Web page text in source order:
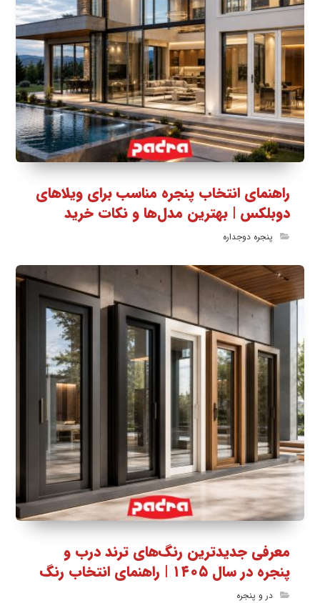
راهنمای انتخاب پنجره مناسب برای ویلاهای
دوبلکس | بهترین مدل‌ها و نکات خرید
پنجره دوجداره
معرفی جدیدترین رنگ‌های ترند درب و
پنجره در سال ۱۴۰۵ | راهنمای انتخاب رنگ
در و پنجره